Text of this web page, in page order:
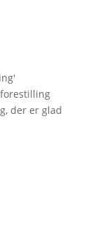
'
der er glad